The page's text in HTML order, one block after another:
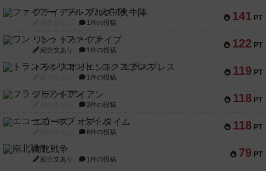
141 PT
ファイアー・ブルズ / 火牛陣
1件の投稿
122 PT
ワン・トゥ・ファイブ
紹介文あり 1件の投稿
119 PT
トランスオリエント・エクスプレス
1件の投稿
118 PT
フラットアイアン
2件の投稿
118 PT
エコーズ・オブ・タイム
8件の投稿
79 PT
南北戦争
紹介文あり 1件の投稿